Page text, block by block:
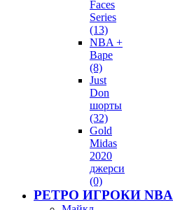
Faces
Series
(13)
NBA +
Bape
(8)
Just
Don
шорты
(32)
Gold
Midas
2020
джерси
(0)
РЕТРО ИГРОКИ NBA